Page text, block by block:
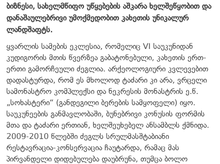
ბიზნესი, სახელმწიფო უწყებების აშკარა ხელშეწყობით და
დანაშაულებრივი უმოქმედობით კახეთის უნიკალურ
ლანდშაფტს.
ყვარლის სამების ეკლესია, რომელიც VI საუკუნიდან
კუდიგორის მთის წვერზეა გაბატონებული, კახეთის ერთ-
ერთი გამორჩეული ძეგლია. არქეოლოგიური კვლევებით
დადასტურდა, რომ ეს მხოლოდ ტაძარი კი არა, ვრცელი
სამონასტრო კომპლექსი და ნეკრესის მონასტრის ე.წ.
„სოხასტერი“ (განდეგილი ბერების სამყოფელი) იყო.
საუკუნეების განმავლობაში, ბუნებრივი კონუსის ფორმის
მთა და ტაძარი ერთიან, ხელშეუხებელ ანსამბლს ქმნიდა.
2009-2010 წლებში ძეგლს სრულმასშტაბიანი
რესტავრაცია-კონსერვაცია ჩაუტარდა, რამაც მას
პირვანდელი დიდებულება დაუბრუნა, თუმცა ბოლო